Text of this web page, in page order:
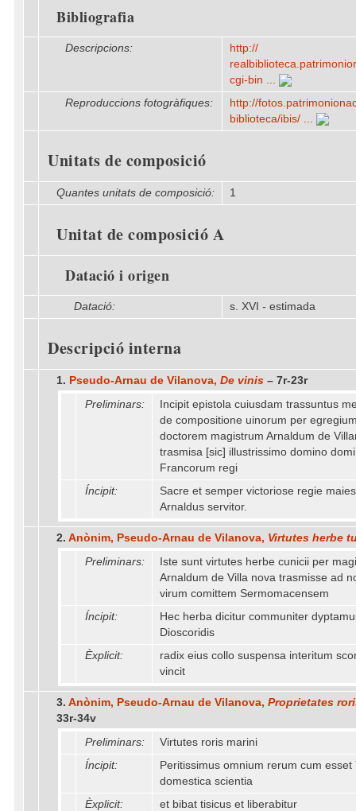
Bibliografia
Descripcions:
http:/​/​
cgi-bin ...
Reproduccions fotogràfiques:
http:/​/​
biblioteca/​ibis/​ ...
Unitats de composició
Quantes unitats de composició: 1
Unitat de composició A
Datació i origen
Datació: s. XVI - estimada
Descripció interna
1. Pseudo-Arnau de Vilanova, De vinis – 7r-23r
Preliminars:
Incipit epistola cuiusdam trassuntus
de compositione uinorum per
doctorem magistrum Arnaldum de
trasmisa [sic] illustrissimo domino
Francorum regi
Íncipit:
Sacre et semper victoriose regie
Arnaldus servitor.
2. Anònim, Pseudo-Arnau de Vilanova, Virtutes herbe
Preliminars:
Iste sunt virtutes herbe cunicii per
Arnaldum de Villa nova trasmisse ad
virum comittem Sermomacensem
Íncipit:
Hec herba dicitur communiter
Dioscoridis
Èxplicit:
radix eius collo suspensa interitum
vincit
3. Anònim, Pseudo-Arnau de Vilanova, Proprietates
33r-34v
Preliminars:
Virtutes roris marini
Íncipit:
Peritissimus omnium rerum cum esset
domestica scientia
Èxplicit:
et bibat tisicus et liberabitur